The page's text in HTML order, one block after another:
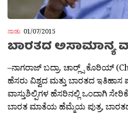
ನಾಡು 01/07/2015
ಬಾರತದ ಅಸಾಮಾನ್ಯ
–ನಾಗರಾಜ್ ಬದ್ರಾ. ಚಾರ‍್ಲ್ಸ್ ಕೊರಿಯ್
ಹೆಸರು ವಿಶ್ವದ ಮತ್ತು ಬಾರತದ ಇತಿಹಾಸ
ವಾಸ್ತುಶಿಲ್ಪಿಗಳ ಹೆಸರಿನಲ್ಲಿ ಒಂದಾಗಿ
ಬಾರತ ಮಾತೆಯ ಹೆಮ್ಮೆಯ ಪುತ್ರ,